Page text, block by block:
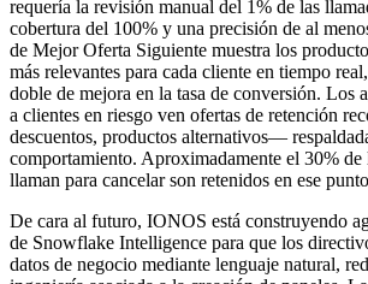
requería la revisión manual del 1% de las
cobertura del 100% y una precisión de al
de Mejor Oferta Siguiente muestra los
más relevantes para cada cliente en tiempo
doble de mejora en la tasa de conversión. Los
a clientes en riesgo ven ofertas de retención
descuentos, productos alternativos—
comportamiento. Aproximadamente el 30% de
llaman para cancelar son retenidos en ese
De cara al futuro, IONOS está construyendo
de Snowflake Intelligence para que los
datos de negocio mediante lenguaje natural,